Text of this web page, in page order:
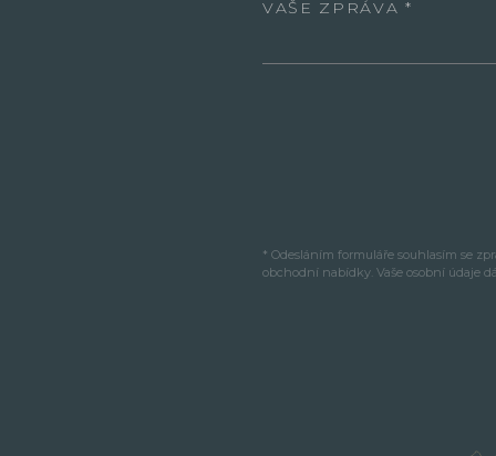
VAŠE ZPRÁVA
* Odesláním formuláře souhlasím se
obchodní nabídky. Vaše osobní údaje